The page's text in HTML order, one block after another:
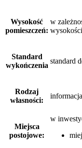
Wysokość
pomieszczeń:
w
wysokości
Standard
wykończenia
standard
Rodzaj
własności:
Miejsca
postojowe:
w